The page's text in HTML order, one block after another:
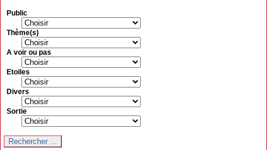
Public
Thème(s)
A voir ou pas
Etoiles
Divers
Sortie